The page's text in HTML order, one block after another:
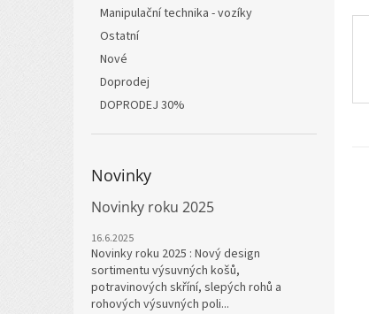
Manipulační technika - vozíky
Ostatní
Nové
Doprodej
DOPRODEJ 30%
Novinky
Novinky roku 2025
16.6.2025
Novinky roku 2025 : Nový design
sortimentu výsuvných košů,
potravinových skříní, slepých rohů a
rohových výsuvných poli...